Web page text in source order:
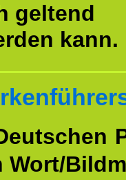
geltend
kann.
Wort/